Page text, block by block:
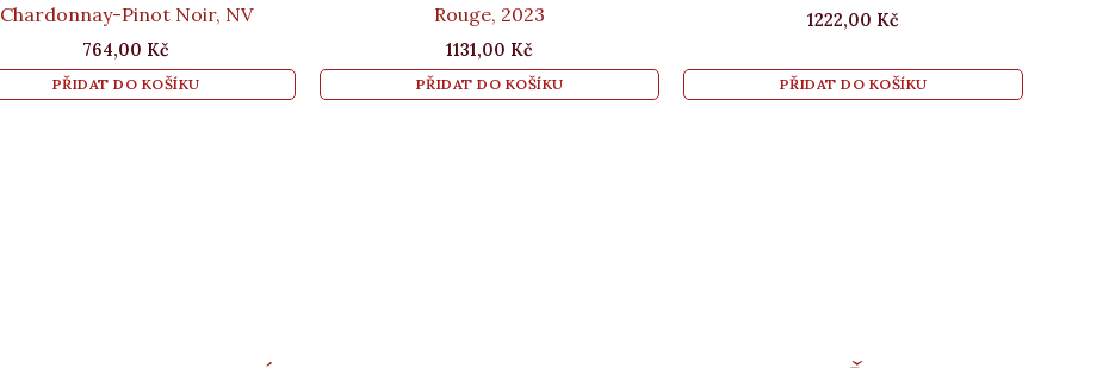
Chardonnay-Pinot Noir, NV
764,00 Kč
PŘIDAT DO KOŠÍKU
Rouge, 2023
1131,00 Kč
PŘIDAT DO KOŠÍKU
1222,00 Kč
PŘIDAT DO KOŠÍKU